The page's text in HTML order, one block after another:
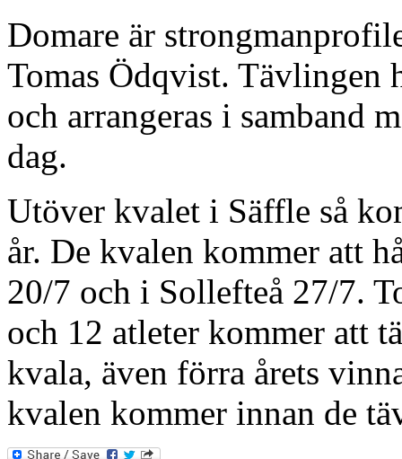
Domare är
Tomas Ödqvist. Tävlingen
och arrangeras i samband
dag.
Utöver kvalet i Säffle så
år. De kvalen kommer att
20/7 och i Sollefteå 27/7.
och 12 atleter kommer att
kvala, även förra årets
kvalen kommer innan de